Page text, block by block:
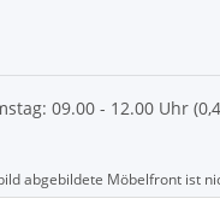
09.00 - 12.00 Uhr
abgebildete Möbelfront ist